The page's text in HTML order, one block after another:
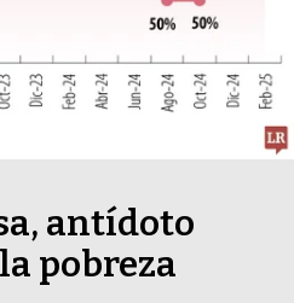
antídoto
pobreza